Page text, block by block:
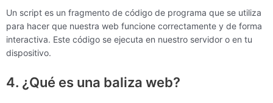
Un script es un fragmento de código de programa que se utiliza
para hacer que nuestra web funcione correctamente y de forma
interactiva. Este código se ejecuta en nuestro servidor o en tu
dispositivo.
4. ¿Qué es una baliza web?